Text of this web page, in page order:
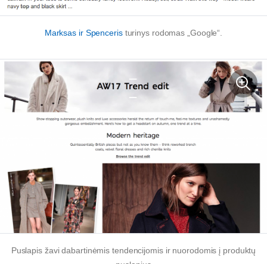
Marksas ir Spenceristurinys rodomas „Google“.
Puslapis žavi dabartinėmis tendencijomis ir nuorodomis į produktų